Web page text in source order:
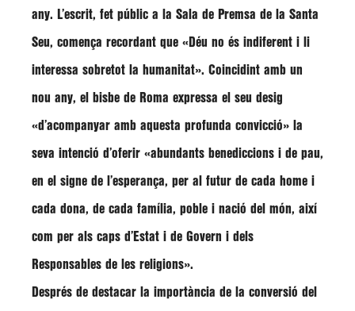
any. L’escrit, fet públic a la Sala de Premsa de la Santa
Seu, comença recordant que «Déu no és indiferent i li
interessa sobretot la humanitat». Coincidint amb un
nou any, el bisbe de Roma expressa el seu desig
«d’acompanyar amb aquesta profunda convicció» la
seva intenció d’oferir «abundants benediccions i de pau,
en el signe de l’esperança, per al futur de cada home i
cada dona, de cada família, poble i nació del món, així
com per als caps d’Estat i de Govern i dels
Responsables de les religions».
Després de destacar la importància de la conversió del